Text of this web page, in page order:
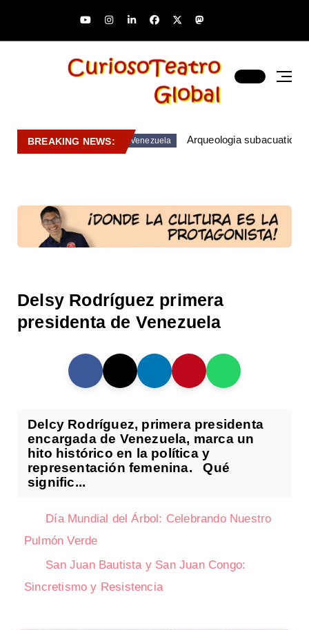
BREAKING NEWS: Venezuela Arqueologia subacuatica
Delsy Rodríguez primera
presidenta de Venezuela
Delcy Rodríguez, primera presidenta
encargada de Venezuela, marca un
hito histórico en la política y
representación femenina. Qué
signific...
Día Mundial del Árbol: Celebrando Nuestro
Pulmón Verde
San Juan Bautista y San Juan Congo:
Sincretismo y Resistencia